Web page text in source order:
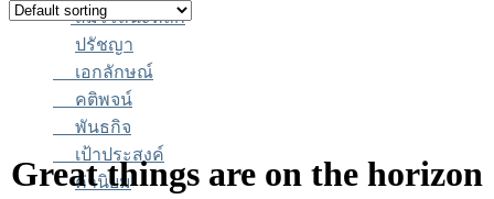
สมรรถนะหลัก
ปรัชญา
เอกลักษณ์
คติพจน์
พันธกิจ
เป้าประสงค์
ค่านิยม
Great things are on the horizon